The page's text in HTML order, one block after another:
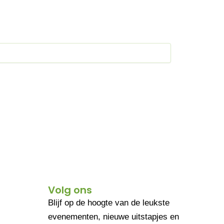
Volg ons
Blijf op de hoogte van de leukste
evenementen, nieuwe uitstapjes en